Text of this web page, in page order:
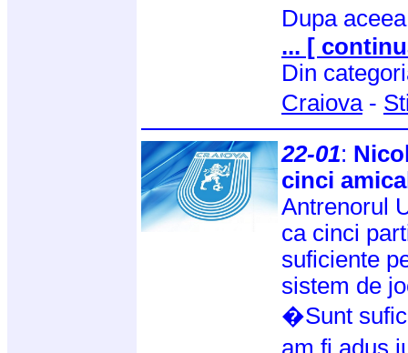
Dupa
... [
Din
Craiova-
22-01:
cinci
Antrenorul
ca cinci
suficiente
sistem de
�Sunt
am fi adus